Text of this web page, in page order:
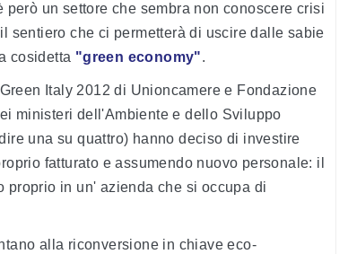
però un settore che sembra non conoscere crisi
sentiero che ci permetterà di uscire dalle sabie
cosidetta "green economy".
Italy 2012 di Unioncamere e Fondazione
ministeri dell'Ambiente e dello Sviluppo
una su quattro) hanno deciso di investire
fatturato e assumendo nuovo personale: il
proprio in un' azienda che si occupa di
alla riconversione in chiave eco-